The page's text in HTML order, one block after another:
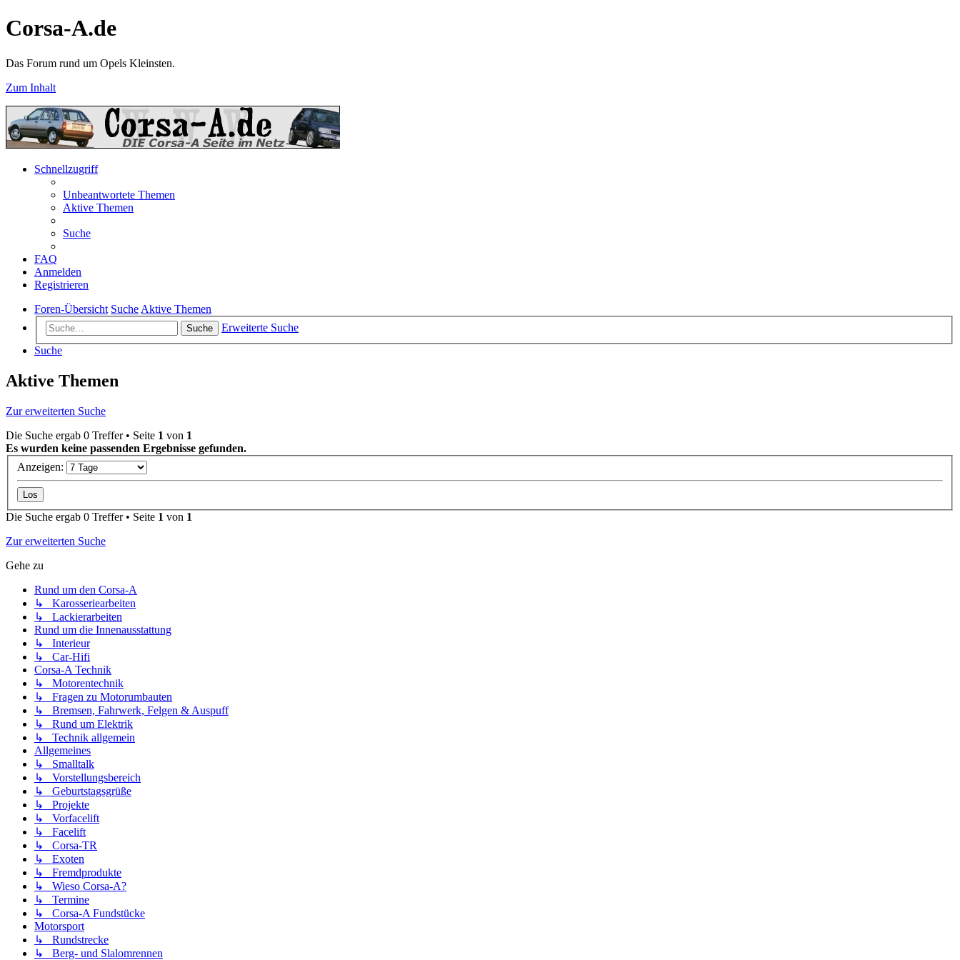
Corsa-A.de
Das Forum rund um Opels Kleinsten.
Zum Inhalt
Schnellzugriff
Unbeantwortete Themen
Aktive Themen
Suche
FAQ
Anmelden
Registrieren
Foren-Übersicht Suche Aktive Themen
Suche
Erweiterte Suche
Suche
Aktive Themen
Zur erweiterten Suche
Die Suche ergab 0 Treffer • Seite 1 von 1
Es wurden keine passenden Ergebnisse gefunden.
Anzeigen:
Die Suche ergab 0 Treffer • Seite 1 von 1
Zur erweiterten Suche
Gehe zu
Rund um den Corsa-A
↳ Karosseriearbeiten
↳ Lackierarbeiten
Rund um die Innenausstattung
↳ Interieur
↳ Car-Hifi
Corsa-A Technik
↳ Motorentechnik
↳ Fragen zu Motorumbauten
↳ Bremsen, Fahrwerk, Felgen & Auspuff
↳ Rund um Elektrik
↳ Technik allgemein
Allgemeines
↳ Smalltalk
↳ Vorstellungsbereich
↳ Geburtstagsgrüße
↳ Projekte
↳ Vorfacelift
↳ Facelift
↳ Corsa-TR
↳ Exoten
↳ Fremdprodukte
↳ Wieso Corsa-A?
↳ Termine
↳ Corsa-A Fundstücke
Motorsport
↳ Rundstrecke
↳ Berg- und Slalomrennen